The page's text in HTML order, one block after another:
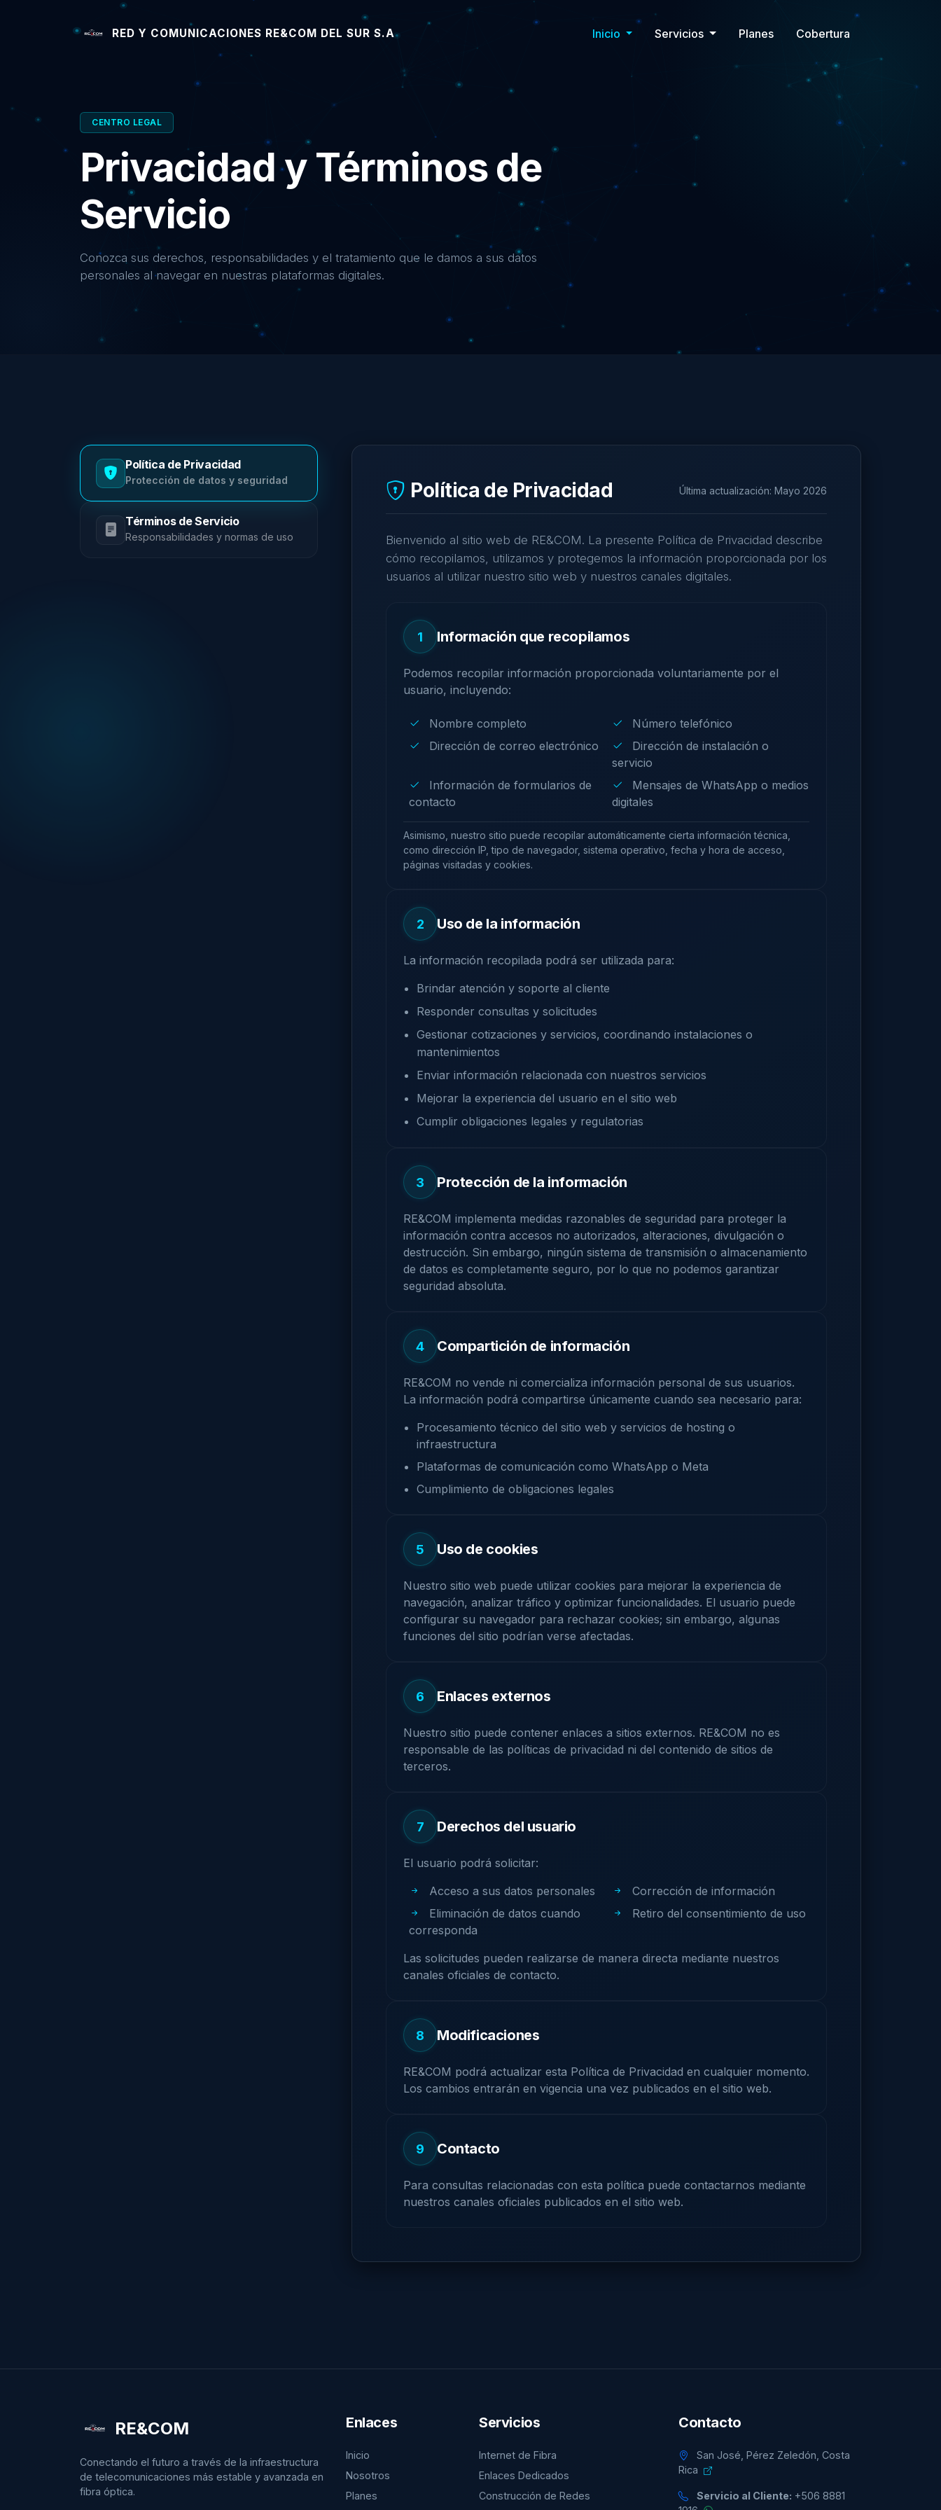
RED Y COMUNICACIONES RE&COM DEL SUR S.A Inicio Servicios Planes Cobertura
CENTRO LEGAL
Privacidad y Términos de
Servicio
Conozca sus derechos, responsabilidades y el tratamiento que le damos a sus datos
personales al navegar en nuestras plataformas digitales.
Política de Privacidad
Protección de datos y seguridad
Términos de Servicio
Responsabilidades y normas de uso
Política de Privacidad Última actualización: Mayo 2026
Bienvenido al sitio web de RE&COM. La presente Política de Privacidad describe
cómo recopilamos, utilizamos y protegemos la información proporcionada por los
usuarios al utilizar nuestro sitio web y nuestros canales digitales.
1 Información que recopilamos
Podemos recopilar información proporcionada voluntariamente por el
usuario, incluyendo:
Nombre completo
Número telefónico
Dirección de correo electrónico
Dirección de instalación o
servicio
Información de formularios de
contacto
Mensajes de WhatsApp o medios
digitales
Asimismo, nuestro sitio puede recopilar automáticamente cierta información técnica,
como dirección IP, tipo de navegador, sistema operativo, fecha y hora de acceso,
páginas visitadas y cookies.
2 Uso de la información
La información recopilada podrá ser utilizada para:
Brindar atención y soporte al cliente
Responder consultas y solicitudes
Gestionar cotizaciones y servicios, coordinando instalaciones o
mantenimientos
Enviar información relacionada con nuestros servicios
Mejorar la experiencia del usuario en el sitio web
Cumplir obligaciones legales y regulatorias
3 Protección de la información
RE&COM implementa medidas razonables de seguridad para proteger la
información contra accesos no autorizados, alteraciones, divulgación o
destrucción. Sin embargo, ningún sistema de transmisión o almacenamiento
de datos es completamente seguro, por lo que no podemos garantizar
seguridad absoluta.
4 Compartición de información
RE&COM no vende ni comercializa información personal de sus usuarios.
La información podrá compartirse únicamente cuando sea necesario para:
Procesamiento técnico del sitio web y servicios de hosting o
infraestructura
Plataformas de comunicación como WhatsApp o Meta
Cumplimiento de obligaciones legales
5 Uso de cookies
Nuestro sitio web puede utilizar cookies para mejorar la experiencia de
navegación, analizar tráfico y optimizar funcionalidades. El usuario puede
configurar su navegador para rechazar cookies; sin embargo, algunas
funciones del sitio podrían verse afectadas.
6 Enlaces externos
Nuestro sitio puede contener enlaces a sitios externos. RE&COM no es
responsable de las políticas de privacidad ni del contenido de sitios de
terceros.
7 Derechos del usuario
El usuario podrá solicitar:
Acceso a sus datos personales
Corrección de información
Eliminación de datos cuando
corresponda
Retiro del consentimiento de uso
Las solicitudes pueden realizarse de manera directa mediante nuestros
canales oficiales de contacto.
8 Modificaciones
RE&COM podrá actualizar esta Política de Privacidad en cualquier momento.
Los cambios entrarán en vigencia una vez publicados en el sitio web.
9 Contacto
Para consultas relacionadas con esta política puede contactarnos mediante
nuestros canales oficiales publicados en el sitio web.
RE&COM
Conectando el futuro a través de la infraestructura
de telecomunicaciones más estable y avanzada en
fibra óptica.
Enlaces
Inicio
Nosotros
Planes
Servicios
Internet de Fibra
Enlaces Dedicados
Construcción de Redes
Contacto
San José, Pérez Zeledón, Costa
Rica
Servicio al Cliente: +506 8881